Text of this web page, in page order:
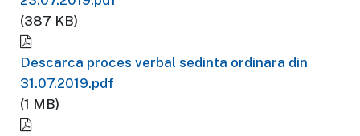
(387 KB)
Descarca proces verbal sedinta ordinara din
31.07.2019.pdf
(1 MB)